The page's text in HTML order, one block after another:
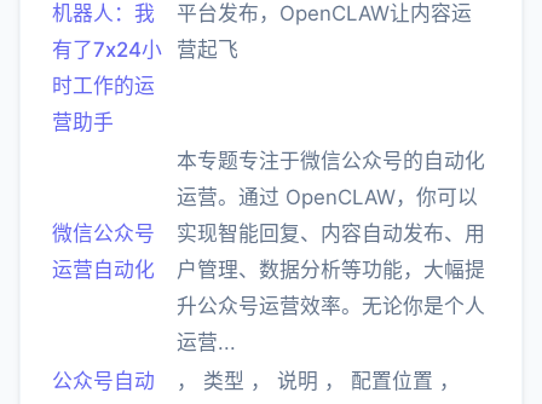
机器人：我
有了7x24小
时工作的运
营助手
平台发布，OpenCLAW让内容运
营起飞
微信公众号
运营自动化
本专题专注于微信公众号的自动化
运营。通过 OpenCLAW，你可以
实现智能回复、内容自动发布、用
户管理、数据分析等功能，大幅提
升公众号运营效率。无论你是个人
运营...
公众号自动
， 类型 ， 说明 ， 配置位置 ，